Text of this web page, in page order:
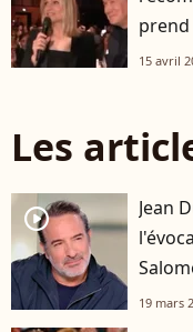
15 avril
Les
player2
Jean
19 mars